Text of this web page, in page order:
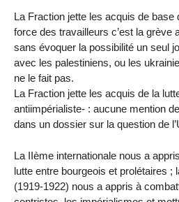
La Fraction jette les acquis de
force des travailleurs c’est la grève
sans évoquer la possibilité un seul
avec les palestiniens, ou les
ne le fait pas.
La Fraction jette les acquis de la
antiimpérialiste- : aucune mention
dans un dossier sur la question de
La IIème internationale nous a
lutte entre bourgeois et prolétaires ;
(1919-1922) nous a appris à